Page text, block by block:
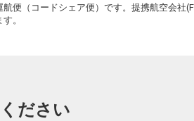
航便（コードシェア便）です。提携航空会社
す。
ださい